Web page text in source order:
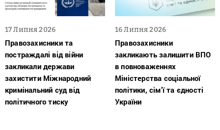
17 Липня 2026
Правозахисники та
постраждалі від війни
закликали держави
захистити Міжнародний
кримінальний суд від
політичного тиску
16 Липня 2026
Правозахисники
закликають залишити ВПО
в повноваженнях
Міністерства соціальної
політики, сім’ї та єдності
України